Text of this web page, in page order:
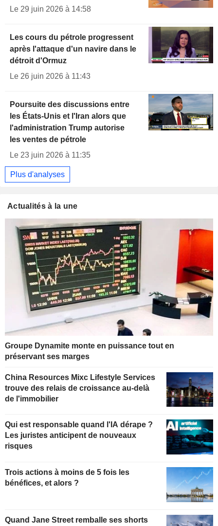
Le 29 juin 2026 à 14:58
Les cours du pétrole progressent
après l'attaque d'un navire dans le
détroit d'Ormuz
Le 26 juin 2026 à 11:43
Poursuite des discussions entre
les États-Unis et l'Iran alors que
l'administration Trump autorise
les ventes de pétrole
Le 23 juin 2026 à 11:35
Plus d'analyses
Actualités à la une
Groupe Dynamite monte en puissance tout en
préservant ses marges
China Resources Mixc Lifestyle Services
trouve des relais de croissance au-delà
de l'immobilier
Qui est responsable quand l'IA dérape ?
Les juristes anticipent de nouveaux
risques
Trois actions à moins de 5 fois les
bénéfices, et alors ?
Quand Jane Street remballe ses shorts